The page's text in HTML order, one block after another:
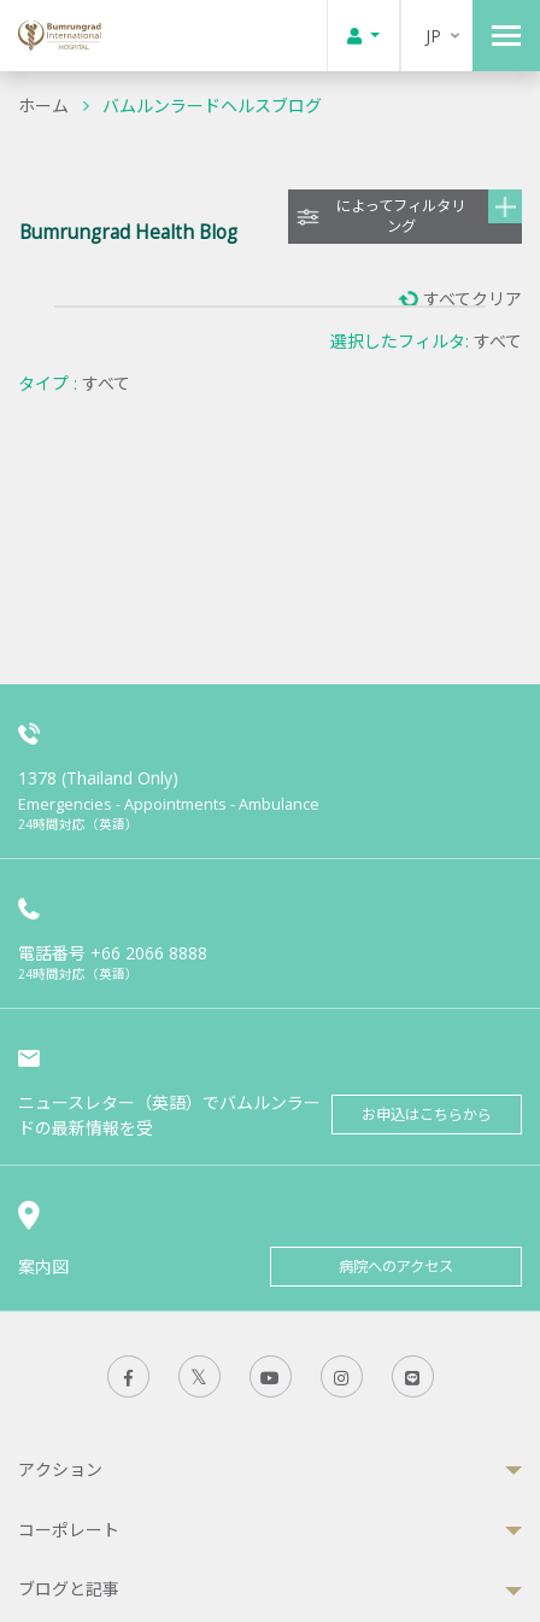
JP
ホーム バムルンラードヘルスブログ
Bumrungrad Health Blog
によってフィルタリ
ング
選択したフィルタ: すべて
タイプ : すべて
すべてクリア
1378 (Thailand Only)
Emergencies - Appointments - Ambulance
24時間対応（英語）
電話番号 +66 2066 8888
24時間対応（英語）
ニュースレター（英語）でバムルンラー
ドの最新情報を受
お申込はこちらから
案内図 病院へのアクセス
アクション
コーポレート
ブログと記事